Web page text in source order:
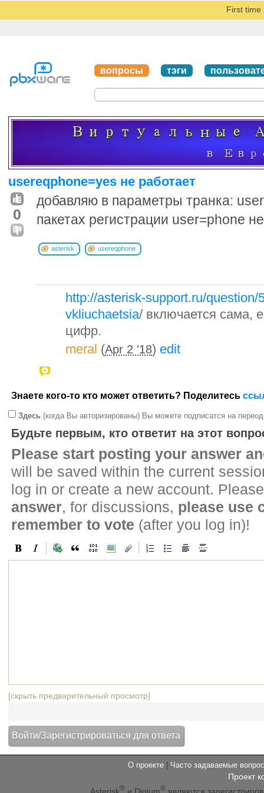
First time
вопросы тэги
usereqphone=yes не работает
0
добавляю в параметры транка:
пакетах регистрации user=phone
asterisk usereqphone
http://asterisk-support.ru/question/
vkliuchaetsia/ включается сама,
цифр.
meral (Apr 2 '18) edit
Знаете кого-то кто может ответить? Поделитесь
Здесь (когда Вы авторизированы) Вы можете подписатся на
Будьте первым, кто ответит на этот
Please start posting your answer
will be saved within the current
log in or create a new account.
answer, for discussions, please use
remember to vote (after you log in)!
[скрыть предварительный просмотр]
О проекте Часто задаваемые
Проект
® ®